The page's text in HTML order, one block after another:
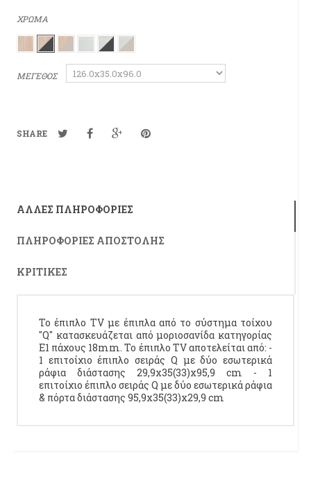
ΧΡΩΜΑ
ΜΕΓΕΘΟΣ
SHARE
ΆΛΛΕΣ ΠΛΗΡΟΦΟΡΊΕΣ
ΠΛΗΡΟΦΟΡΊΕΣ ΑΠΟΣΤΟΛΉΣ
ΚΡΙΤΙΚΈΣ
Το έπιπλο TV με έπιπλα από το σύστημα τοίχου
"Q" κατασκευάζεται από μοριοσανίδα κατηγορίας
Ε1 πάχους 18mm. Το έπιπλο TV αποτελείται από: -
1 επιτοίχιο έπιπλο σειράς Q με δύο εσωτερικά
ράφια διάστασης 29,9x35(33)x95,9 cm - 1
επιτοίχιο έπιπλο σειράς Q με δύο εσωτερικά ράφια
& πόρτα διάστασης 95,9x35(33)x29,9 cm